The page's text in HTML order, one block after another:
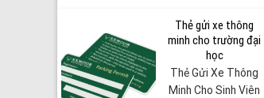
Thẻ gửi xe thông
minh cho trường đại
học
Thẻ Gửi Xe Thông
Minh Cho Sinh Viên